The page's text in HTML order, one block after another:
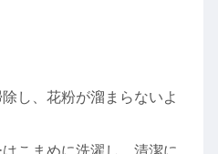
し、花粉が溜まらないよ
こまめに洗濯し、清潔に